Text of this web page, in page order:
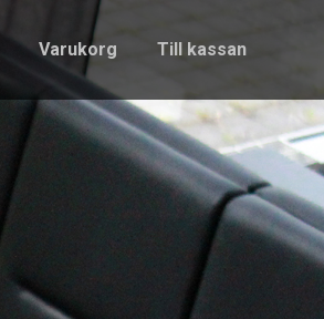
Varukorg Till kassan
Varukorg